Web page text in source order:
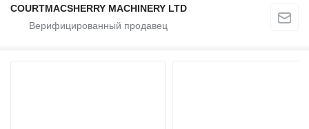
COURTMACSHERRY MACHINERY LTD